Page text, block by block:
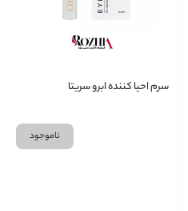
سرم احیا کننده ابرو سریتا
ناموجود